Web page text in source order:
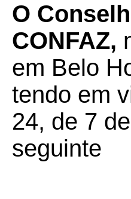
O
CONFAZ,
em Belo
tendo em
24, de 7
seguinte